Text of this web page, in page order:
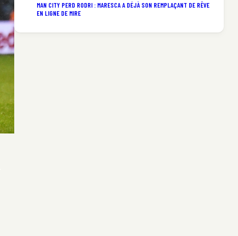
MAN CITY PERD RODRI : MARESCA A DÉJÀ SON REMPLAÇANT DE RÊVE
EN LIGNE DE MIRE